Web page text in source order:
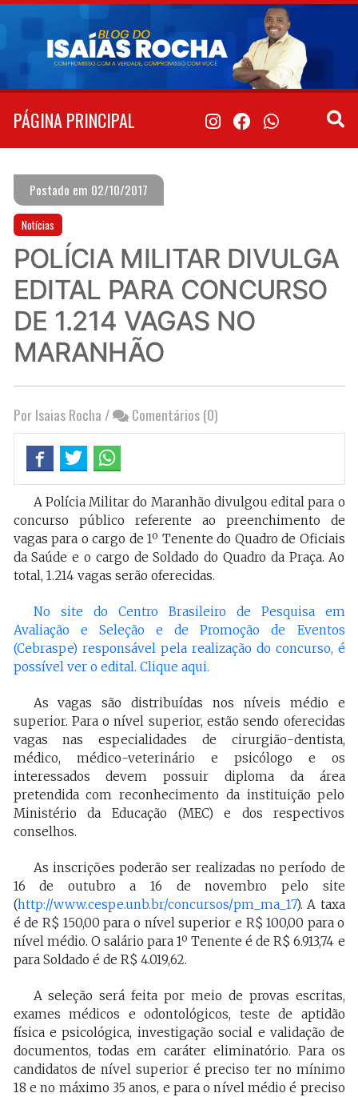
Pular
conteúdo
PÁGINA PRINCIPAL
Postado em 02/10/2017
Notícias
POLÍCIA MILITAR DIVULGA
EDITAL PARA CONCURSO
DE 1.214 VAGAS NO
MARANHÃO
Por Isaias Rocha / Comentários (0)
A Polícia Militar do Maranhão divulgou edital para o
concurso público referente ao preenchimento de
vagas para o cargo de 1º Tenente do Quadro de Oficiais
da Saúde e o cargo de Soldado do Quadro da Praça. Ao
total, 1.214 vagas serão oferecidas.
No site do Centro Brasileiro de Pesquisa em
Avaliação e Seleção e de Promoção de Eventos
(Cebraspe) responsável pela realização do concurso, é
possível ver o edital. Clique aqui.
As vagas são distribuídas nos níveis médio e
superior. Para o nível superior, estão sendo oferecidas
vagas nas especialidades de cirurgião-dentista,
médico, médico-veterinário e psicólogo e os
interessados devem possuir diploma da área
pretendida com reconhecimento da instituição pelo
Ministério da Educação (MEC) e dos respectivos
conselhos.
As inscrições poderão ser realizadas no período de
16 de outubro a 16 de novembro pelo site
(http://www.cespe.unb.br/concursos/pm_ma_17). A taxa
é de R$ 150,00 para o nível superior e R$ 100,00 para o
nível médio. O salário para 1º Tenente é de R$ 6.913,74 e
para Soldado é de R$ 4.019,62.
A seleção será feita por meio de provas escritas,
exames médicos e odontológicos, teste de aptidão
física e psicológica, investigação social e validação de
documentos, todas em caráter eliminatório. Para os
candidatos de nível superior é preciso ter no mínimo
18 e no máximo 35 anos, e para o nível médio é preciso